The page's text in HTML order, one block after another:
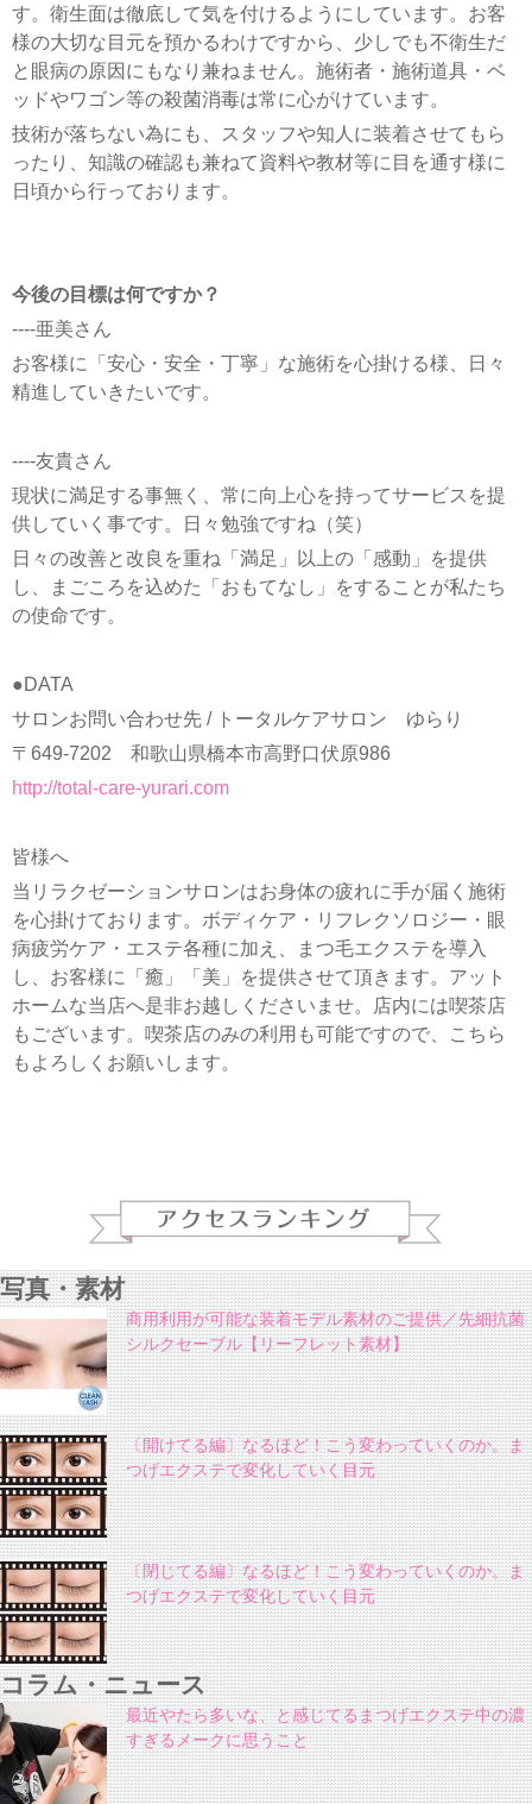
す。衛生面は徹底して気を付けるようにしています。お客
様の大切な目元を預かるわけですから、少しでも不衛生だ
と眼病の原因にもなり兼ねません。施術者・施術道具・ベ
ッドやワゴン等の殺菌消毒は常に心がけています。
技術が落ちない為にも、スタッフや知人に装着させてもら
ったり、知識の確認も兼ねて資料や教材等に目を通す様に
日頃から行っております。
今後の目標は何ですか？
----亜美さん
お客様に「安心・安全・丁寧」な施術を心掛ける様、日々
精進していきたいです。
----友貴さん
現状に満足する事無く、常に向上心を持ってサービスを提
供していく事です。日々勉強ですね（笑）
日々の改善と改良を重ね「満足」以上の「感動」を提供
し、まごころを込めた「おもてなし」をすることが私たち
の使命です。
●DATA
サロンお問い合わせ先 / トータルケアサロン ゆらり
〒649-7202 和歌山県橋本市高野口伏原986
http://total-care-yurari.com
皆様へ
当リラクゼーションサロンはお身体の疲れに手が届く施術
を心掛けております。ボディケア・リフレクソロジー・眼
病疲労ケア・エステ各種に加え、まつ毛エクステを導入
し、お客様に「癒」「美」を提供させて頂きます。アット
ホームな当店へ是非お越しくださいませ。店内には喫茶店
もございます。喫茶店のみの利用も可能ですので、こちら
もよろしくお願いします。
写真・素材
商用利用が可能な装着モデル素材のご提供／先細抗菌
シルクセーブル【リーフレット素材】
〔開けてる編〕なるほど！こう変わっていくのか。ま
つげエクステで変化していく目元
〔閉じてる編〕なるほど！こう変わっていくのか。ま
つげエクステで変化していく目元
コラム・ニュース
最近やたら多いな、と感じてるまつげエクステ中の濃
すぎるメークに思うこと